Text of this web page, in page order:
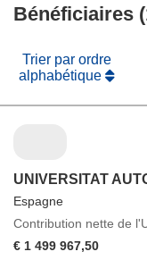
Bénéficiaires
Trier par ordre
alphabétique
UNIVERSITAT
Espagne
Contribution nette de
€ 1 499 967,50